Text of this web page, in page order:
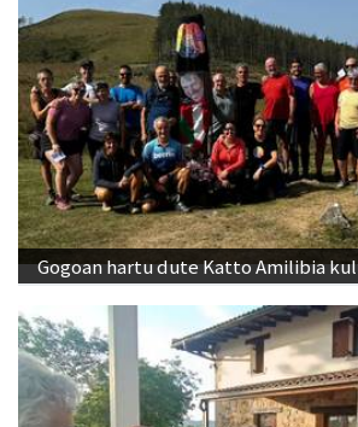
Gogoan hartu dute Katto Amilibia